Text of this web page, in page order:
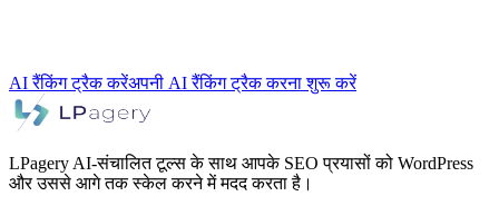
AI रैंकिंग ट्रैक करेंअपनी AI रैंकिंग ट्रैक करना शुरू करें
LPagery AI-संचालित टूल्स के साथ आपके SEO प्रयासों को WordPress
और उससे आगे तक स्केल करने में मदद करता है।